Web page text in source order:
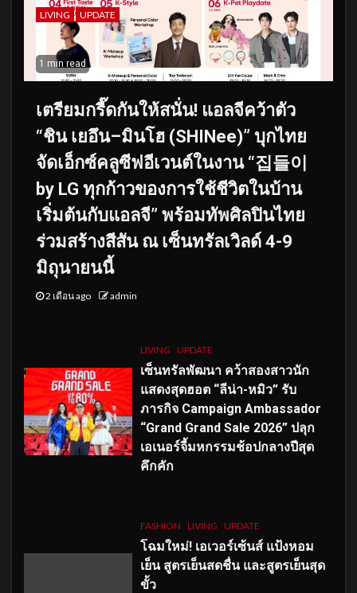
LIVING UPDATE
1 min read
เตรียมกรี๊ดกันให้สนั่น! แอลจีคว้าตัว
“ชิน เยอึน–มินโฮ (SHINee)” บุกไทย
จัดเอ็กซ์คลูซีฟอีเวนต์ในงาน “집들이
by LG ทุกก้าวของการใช้ชีวิตในบ้าน
เริ่มต้นกับแอลจี” พร้อมทัพศิลปินไทย
ร่วมสร้างสีสัน ณ เซ็นทรัลเวิลด์ 4-9
มิถุนายนนี้
2 เดือน ago admin
LIVING UPDATE
เซ็นทรัลพัฒนา คว้าสองสาวนัก
แสดงสุดฮอต “ลีน่า-หมิว” รับ
ภารกิจ Campaign Ambassador
“Grand Grand Sale 2026” ปลุก
เอเนอร์จี้มหกรรมช้อปกลางปีสุด
คึกคัก
FASHION LIVING UPDATE
โฉมใหม่! เอเวอร์เซ้นส์ แป้งหอม
เย็น สูตรเย็นสดชื่น และสูตรเย็นสุด
ขั้ว